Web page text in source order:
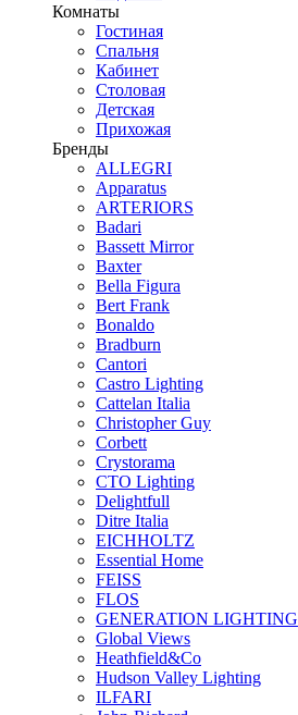
Комнаты
Гостиная
Спальня
Кабинет
Столовая
Детская
Прихожая
Бренды
ALLEGRI
Apparatus
ARTERIORS
Badari
Bassett Mirror
Baxter
Bella Figura
Bert Frank
Bonaldo
Bradburn
Cantori
Castro Lighting
Cattelan Italia
Christopher Guy
Corbett
Crystorama
CTO Lighting
Delightfull
Ditre Italia
EICHHOLTZ
Essential Home
FEISS
FLOS
GENERATION LIGHTING
Global Views
Heathfield&Co
Hudson Valley Lighting
ILFARI